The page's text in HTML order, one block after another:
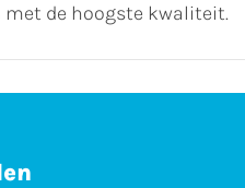
de hoogste kwaliteit.